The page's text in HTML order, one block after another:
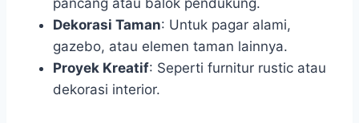
pancang atau balok pendukung.
Dekorasi Taman: Untuk pagar alami,
gazebo, atau elemen taman lainnya.
Proyek Kreatif: Seperti furnitur rustic atau
dekorasi interior.